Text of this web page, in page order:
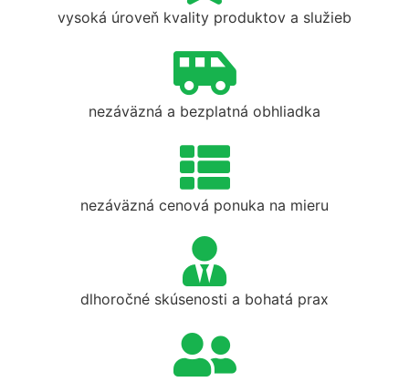
vysoká úroveň kvality produktov a služieb
nezáväzná a bezplatná obhliadka
nezáväzná cenová ponuka na mieru
dlhoročné skúsenosti a bohatá prax